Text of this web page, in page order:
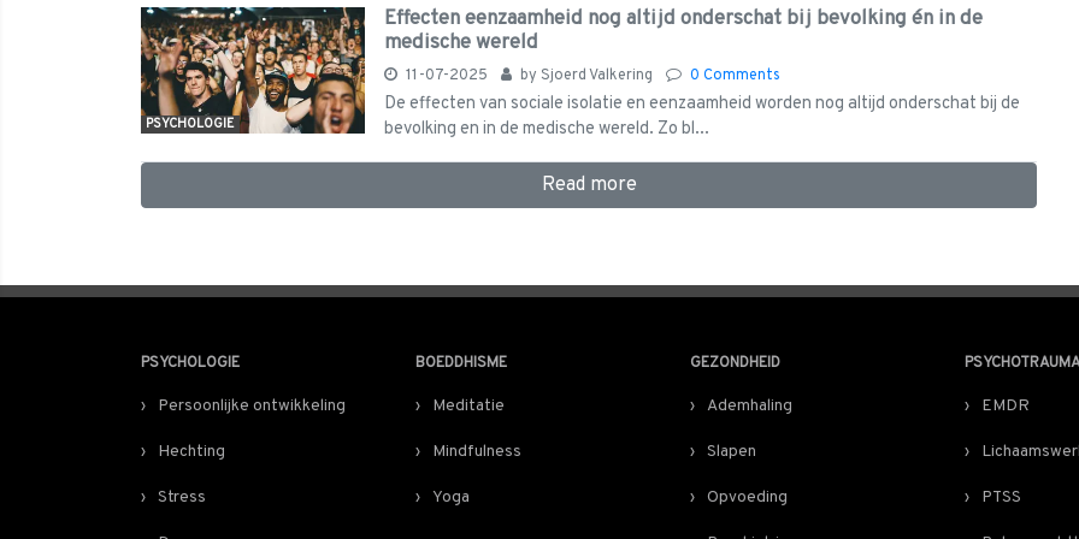
PSYCHOLOGIE
Effecten eenzaamheid nog altijd onderschat bij bevolking én in de
medische wereld
11-07-2025 by Sjoerd Valkering 0 Comments
De effecten van sociale isolatie en eenzaamheid worden nog altijd onderschat bij de
bevolking en in de medische wereld. Zo bl...
Read more
PSYCHOLOGIE
Persoonlijke ontwikkeling
Hechting
Stress
BOEDDHISME
Meditatie
Mindfulness
Yoga
GEZONDHEID
Ademhaling
Slapen
Opvoeding
EMDR
PTSS